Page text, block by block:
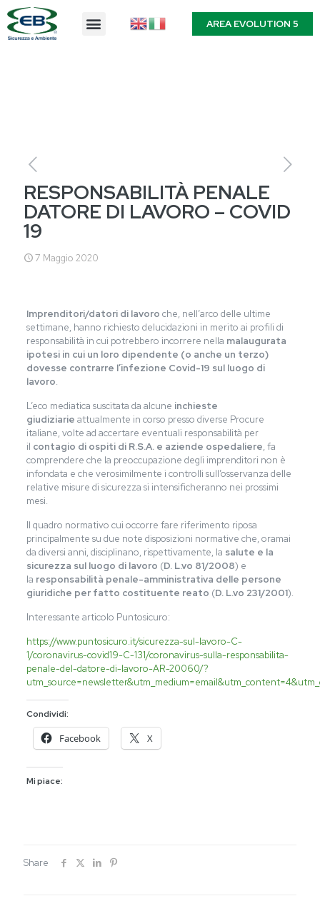
AREA EVOLUTION 5
RESPONSABILITÀ PENALE
DATORE DI LAVORO – COVID
19
7 Maggio 2020
Imprenditori/datori di lavoro che, nell’arco delle ultime
settimane, hanno richiesto delucidazioni in merito ai profili di
responsabilità in cui potrebbero incorrere nella malaugurata
ipotesi in cui un loro dipendente (o anche un terzo)
dovesse contrarre l’infezione Covid-19 sul luogo di
lavoro.
L’eco mediatica suscitata da alcune inchieste
giudiziarie attualmente in corso presso diverse Procure
italiane, volte ad accertare eventuali responsabilità per
il contagio di ospiti di R.S.A. e aziende ospedaliere, fa
comprendere che la preoccupazione degli imprenditori non è
infondata e che verosimilmente i controlli sull’osservanza delle
relative misure di sicurezza si intensificheranno nei prossimi
mesi.
Il quadro normativo cui occorre fare riferimento riposa
principalmente su due note disposizioni normative che, oramai
da diversi anni, disciplinano, rispettivamente, la salute e la
sicurezza sul luogo di lavoro (D. L.vo 81/2008) e
la responsabilità penale-amministrativa delle persone
giuridiche per fatto costituente reato (D. L.vo 231/2001).
Interessante articolo Puntosicuro:
https://www.puntosicuro.it/sicurezza-sul-lavoro-C-
1/coronavirus-covid19-C-131/coronavirus-sulla-responsabilita-
penale-del-datore-di-lavoro-AR-20060/?
Condividi:
Facebook X
Mi piace:
Share